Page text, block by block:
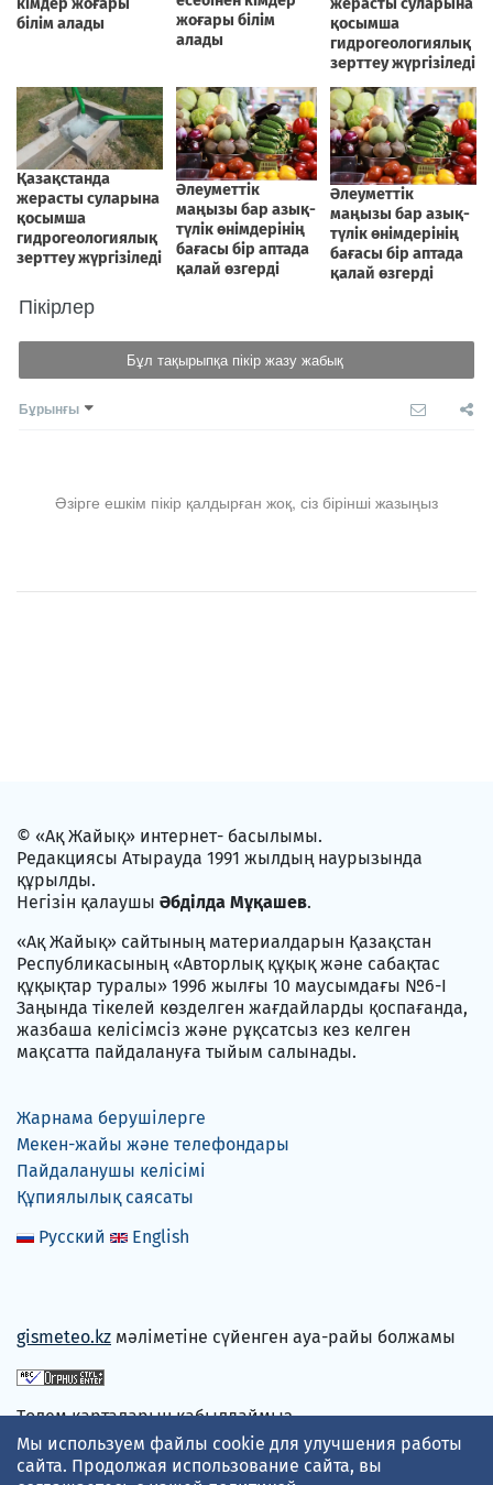
Пікірлер
Бұл тақырыпқа пікір жазу жабық
Бұрынғы
Әзірге ешкім пікір қалдырған жоқ, сіз бірінші жазыңыз
© «Ақ Жайық» интернет- басылымы.
Редакциясы Атырауда 1991 жылдың наурызында
құрылды.
Негізін қалаушы Әбділда Мұқашев.
«Ақ Жайық» сайтының материалдарын Қазақстан
Республикасының «Авторлық құқық және сабақтас
құқықтар туралы» 1996 жылғы 10 маусымдағы №6-I
Заңында тікелей көзделген жағдайларды қоспағанда,
жазбаша келісімсіз және рұқсатсыз кез келген
мақсатта пайдалануға тыйым салынады.
Жарнама берушілерге
Мекен-жайы және телефондары
Пайдаланушы келісімі
Құпиялылық саясаты
Русский
English
gismeteo.kz мәліметіне сүйенген ауа-райы болжамы
Төлем карталарын қабылдаймыз
Мы используем файлы cookie для улучшения работы
сайта. Продолжая использование сайта, вы